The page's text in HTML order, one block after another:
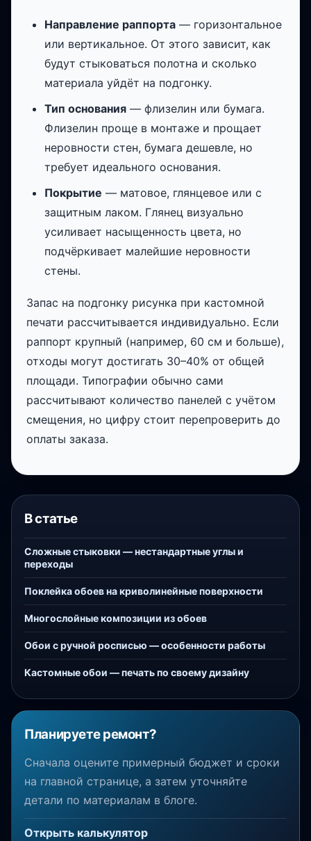
Направление раппорта — горизонтальное
или вертикальное. От этого зависит, как
будут стыковаться полотна и сколько
материала уйдёт на подгонку.
Тип основания — флизелин или бумага.
Флизелин проще в монтаже и прощает
неровности стен, бумага дешевле, но
требует идеального основания.
Покрытие — матовое, глянцевое или с
защитным лаком. Глянец визуально
усиливает насыщенность цвета, но
подчёркивает малейшие неровности
стены.
Запас на подгонку рисунка при кастомной
печати рассчитывается индивидуально. Если
раппорт крупный (например, 60 см и больше),
отходы могут достигать 30–40% от общей
площади. Типографии обычно сами
рассчитывают количество панелей с учётом
смещения, но цифру стоит перепроверить до
оплаты заказа.
В статье
Сложные стыковки — нестандартные углы и
переходы
Поклейка обоев на криволинейные поверхности
Многослойные композиции из обоев
Обои с ручной росписью — особенности работы
Кастомные обои — печать по своему дизайну
Планируете ремонт?
Сначала оцените примерный бюджет и сроки
на главной странице, а затем уточняйте
детали по материалам в блоге.
Открыть калькулятор